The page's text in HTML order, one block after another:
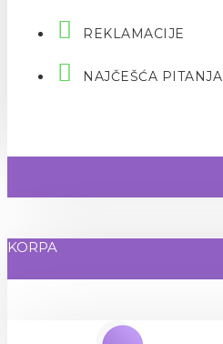
REKLAMACIJE
NAJČEŠĆA PITANJA
KORPA